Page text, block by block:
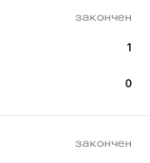
закончен
1
0
закончен